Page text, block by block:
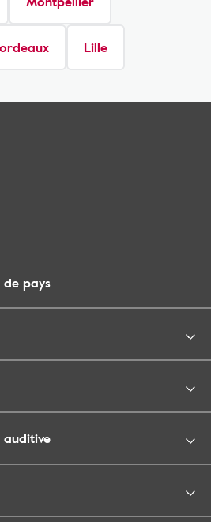
Lille
pays